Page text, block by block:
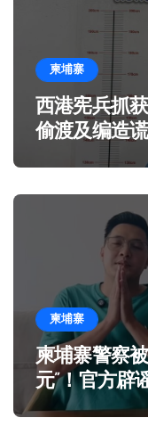
柬埔寨
西港宪兵抓
偷渡及编造
柬埔寨
柬埔寨警察
元”！官方辟